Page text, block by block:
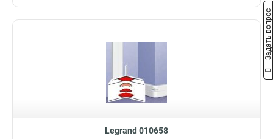
Legrand 010658
Задать вопрос